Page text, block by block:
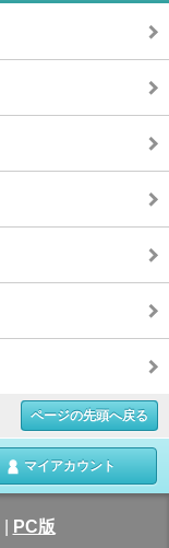
ページの先頭へ戻る
マイアカウント
PC版